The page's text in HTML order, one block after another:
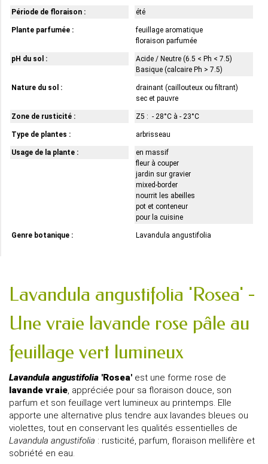
Période de floraison : été
Plante parfumée :
feuillage aromatique
floraison parfumée
pH du sol :
Acide / Neutre (6.5 < Ph < 7.5)
Basique (calcaire Ph > 7.5)
Nature du sol :
drainant (caillouteux ou filtrant)
sec et pauvre
Zone de rusticité : Z5 : - 28°C à - 23°C
Type de plantes : arbrisseau
Usage de la plante :
en massif
fleur à couper
jardin sur gravier
mixed-border
nourrit les abeilles
pot et conteneur
pour la cuisine
Genre botanique : Lavandula angustifolia
Lavandula angustifolia 'Rosea' -
Une vraie lavande rose pâle au
feuillage vert lumineux
Lavandula angustifolia 'Rosea' est une forme rose de
lavande vraie, appréciée pour sa floraison douce, son
parfum et son feuillage vert lumineux au printemps. Elle
apporte une alternative plus tendre aux lavandes bleues ou
violettes, tout en conservant les qualités essentielles de
Lavandula angustifolia : rusticité, parfum, floraison mellifère et
sobriété en eau.